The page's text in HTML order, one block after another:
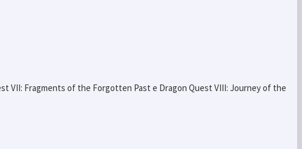
VII: Fragments of the Forgotten Past e Dragon Quest VIII: Journey of the